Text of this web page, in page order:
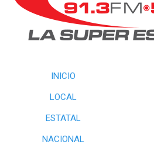
INICIO
LOCAL
ESTATAL
NACIONAL